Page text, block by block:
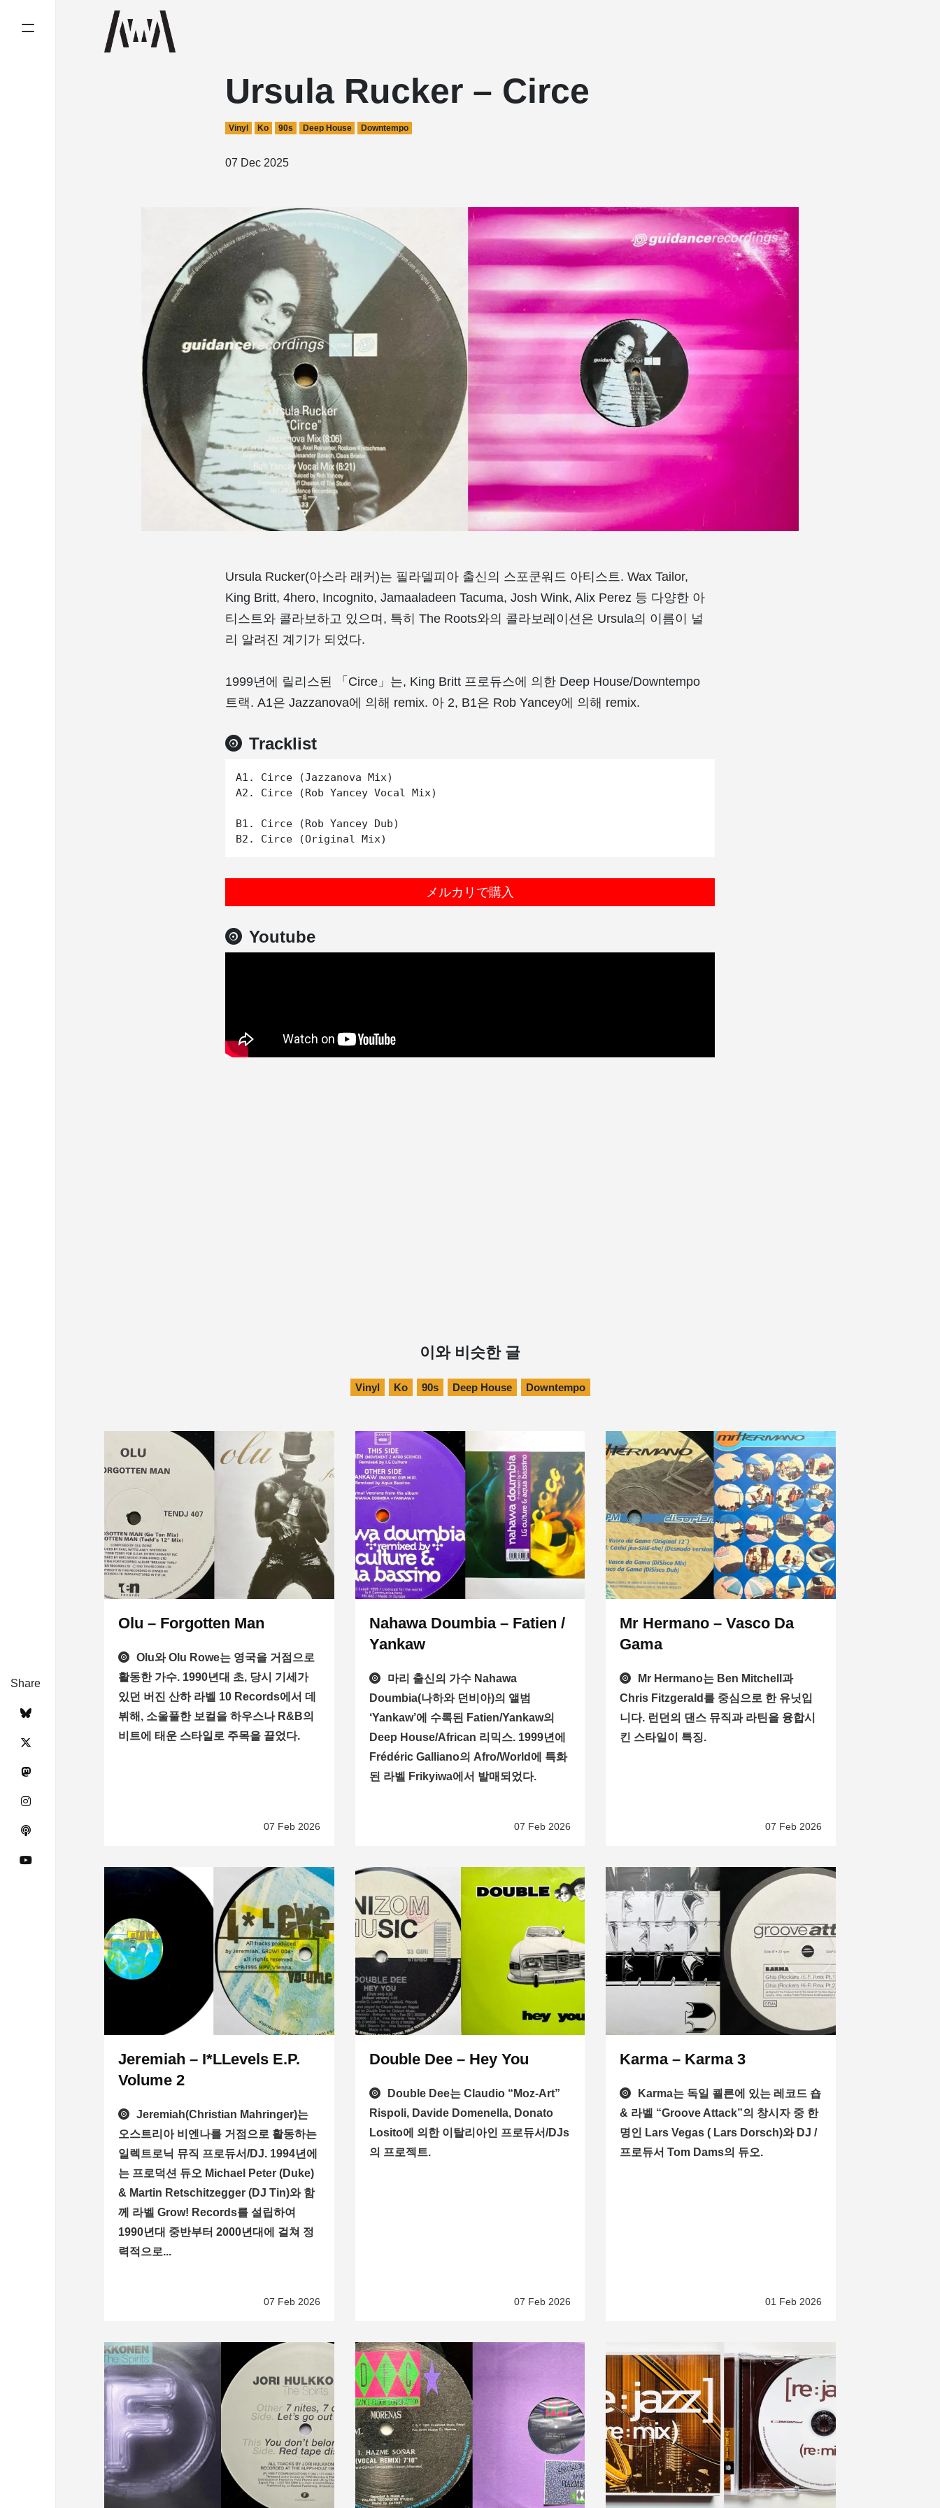
Ursula Rucker – Circe
Vinyl Ko 90s Deep House Downtempo
07 Dec 2025
Ursula Rucker(아스라 래커)는 필라델피아 출신의 스포쿤워드 아티스트. Wax Tailor,
King Britt, 4hero, Incognito, Jamaaladeen Tacuma, Josh Wink, Alix Perez 등 다양한 아
티스트와 콜라보하고 있으며, 특히 The Roots와의 콜라보레이션은 Ursula의 이름이 널
리 알려진 계기가 되었다.
1999년에 릴리스된 「Circe」는, King Britt 프로듀스에 의한 Deep House/Downtempo
트랙. A1은 Jazzanova에 의해 remix. 아 2, B1은 Rob Yancey에 의해 remix.
Tracklist
A1. Circe (Jazzanova Mix)
A2. Circe (Rob Yancey Vocal Mix)
B1. Circe (Rob Yancey Dub)
メルカリで購入
Youtube
Share
이와 비슷한 글
Vinyl Ko 90s Deep House Downtempo
Olu – Forgotten Man
Olu와 Olu Rowe는 영국을 거점으로
활동한 가수. 1990년대 초, 당시 기세가
있던 버진 산하 라벨 10 Records에서 데
뷔해, 소울풀한 보컬을 하우스나 R&B의
비트에 태운 스타일로 주목을 끌었다.
07 Feb 2026
Nahawa Doumbia – Fatien /
Yankaw
마리 출신의 가수 Nahawa
Doumbia(나하와 던비아)의 앨범
‘Yankaw’에 수록된 Fatien/Yankaw의
Deep House/African 리믹스. 1999년에
Frédéric Galliano의 Afro/World에 특화
된 라벨 Frikyiwa에서 발매되었다.
07 Feb 2026
Mr Hermano – Vasco Da
Gama
Mr Hermano는 Ben Mitchell과
Chris Fitzgerald를 중심으로 한 유닛입
니다. 런던의 댄스 뮤직과 라틴을 융합시
킨 스타일이 특징.
07 Feb 2026
Jeremiah – I*LLevels E.P.
Volume 2
Jeremiah(Christian Mahringer)는
오스트리아 비엔나를 거점으로 활동하는
일렉트로닉 뮤직 프로듀서/DJ. 1994년에
는 프로덕션 듀오 Michael Peter (Duke)
& Martin Retschitzegger (DJ Tin)와 함
께 라벨 Grow! Records를 설립하여
1990년대 중반부터 2000년대에 걸쳐 정
력적으로...
07 Feb 2026
Double Dee – Hey You
Double Dee는 Claudio “Moz-Art”
Rispoli, Davide Domenella, Donato
Losito에 의한 이탈리아인 프로듀서/DJs
의 프로젝트.
07 Feb 2026
Karma – Karma 3
Karma는 독일 쾰른에 있는 레코드 숍
& 라벨 “Groove Attack”의 창시자 중 한
명인 Lars Vegas ( Lars Dorsch)와 DJ /
프로듀서 Tom Dams의 듀오.
01 Feb 2026